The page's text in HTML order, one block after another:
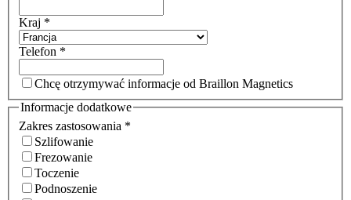
Kraj *
Telefon *
Chcę otrzymywać informacje od Braillon Magnetics
Informacje dodatkowe
Zakres zastosowania *
Szlifowanie
Frezowanie
Toczenie
Podnoszenie